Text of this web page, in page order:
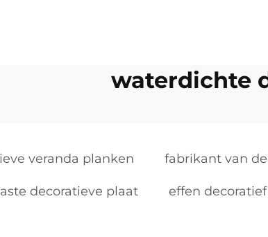
waterdichte
veranda planken fabrikant van
decoratieve plaat effen